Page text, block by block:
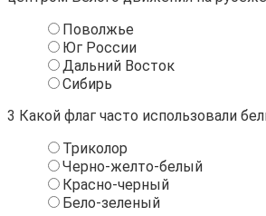
Поволжье
Юг России
Дальний Восток
Сибирь
3 Какой флаг часто использовали
Триколор
Черно-желто-белый
Красно-черный
Бело-зеленый